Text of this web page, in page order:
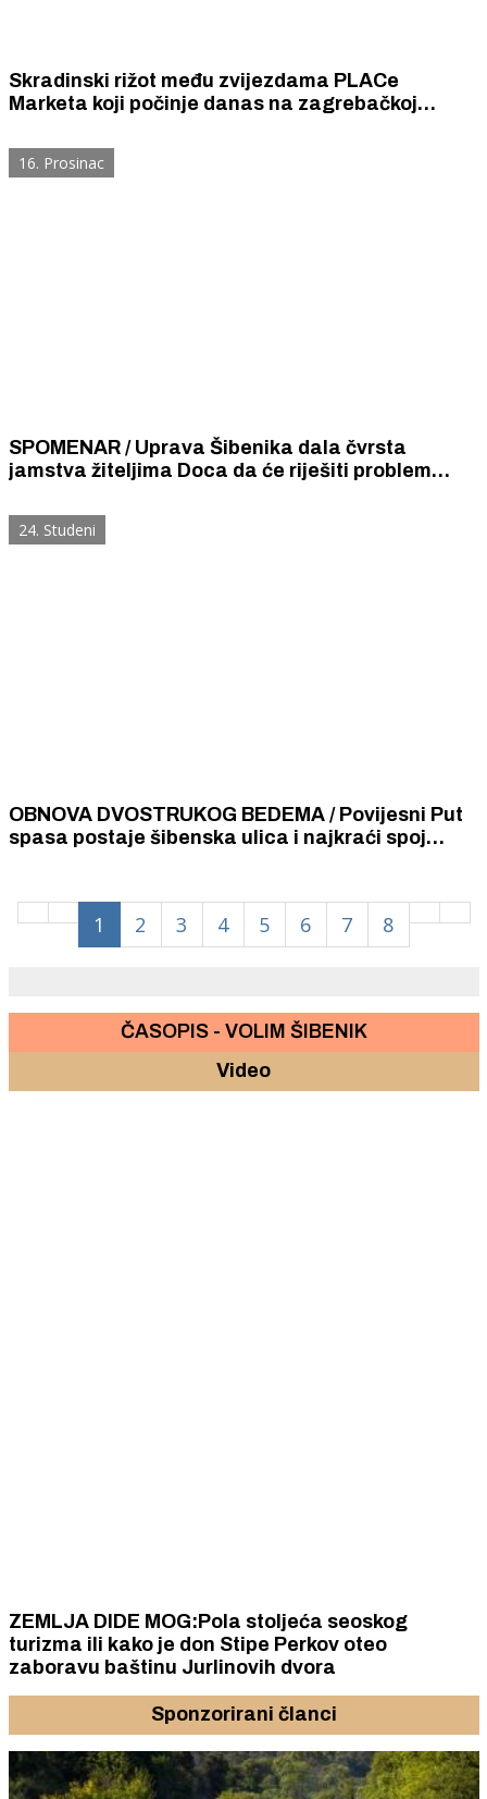
Skradinski rižot među zvijezdama PLACe
Marketa koji počinje danas na zagrebačkoj
16. Prosinac
SPOMENAR / Uprava Šibenika dala čvrsta
jamstva žiteljima Doca da će riješiti problem
24. Studeni
OBNOVA DVOSTRUKOG BEDEMA / Povijesni Put
spasa postaje šibenska ulica i najkraći spoj
1 2 3 4 5 6 7 8
ČASOPIS - VOLIM ŠIBENIK
Video
ZEMLJA DIDE MOG:Pola stoljeća seoskog
turizma ili kako je don Stipe Perkov oteo
zaboravu baštinu Jurlinovih dvora
Sponzorirani članci